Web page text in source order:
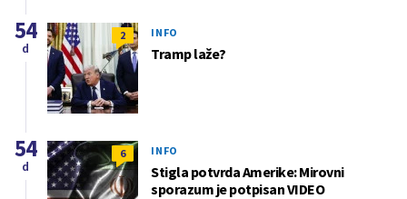
2 INFO
Tramp laže?
54
d
6 INFO
Stigla potvrda Amerike: Mirovni
sporazum je potpisan VIDEO
54
d